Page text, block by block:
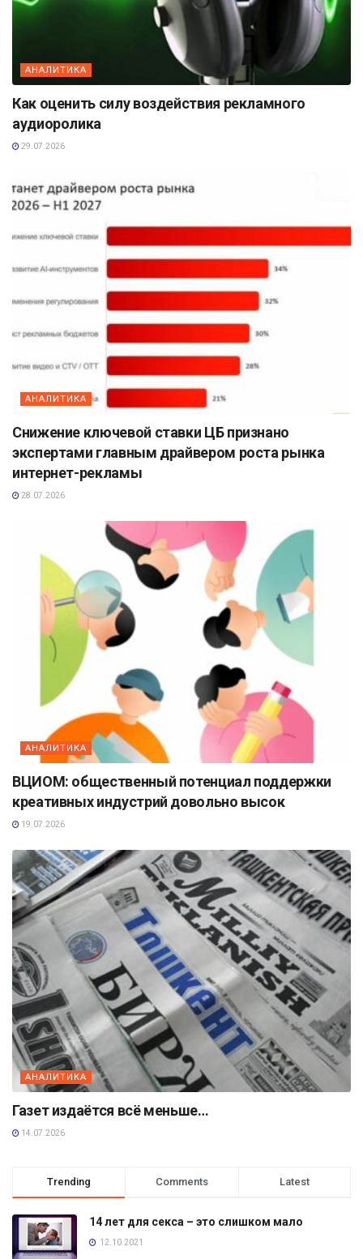
АНАЛИТИКА
Как оценить силу воздействия рекламного
аудиоролика
29.07.2026
АНАЛИТИКА
Снижение ключевой ставки ЦБ признано
экспертами главным драйвером роста рынка
интернет-рекламы
28.07.2026
АНАЛИТИКА
ВЦИОМ: общественный потенциал поддержки
креативных индустрий довольно высок
19.07.2026
АНАЛИТИКА
Газет издаётся всё меньше…
14.07.2026
Trending Comments Latest
14 лет для секса – это слишком мало
12.10.2021